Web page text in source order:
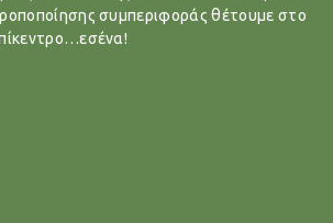
συμπεριφοράς θέτουμε στο